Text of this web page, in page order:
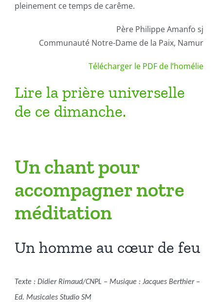
pleinement ce temps de carême.
Père Philippe Amanfo sj
Communauté Notre-Dame de la Paix, Namur
Télécharger le PDF de l’homélie
Lire la prière universelle
de ce dimanche.
Un chant pour
accompagner notre
méditation
Un homme au cœur de feu
Texte : Didier Rimaud/CNPL – Musique : Jacques Berthier –
Ed. Musicales Studio SM